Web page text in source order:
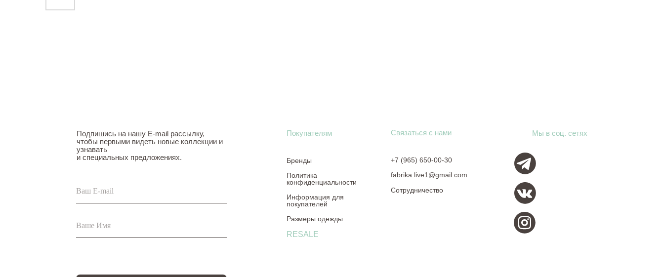
Мы в соц. сетях
Связаться с нами
Сотрудничество
+7 (965) 650-00-30
fabrika.live1@gmail.com
Покупателям
RESALE
Размеры одежды
Информация для
покупателей
Политика
конфиденциальности
Бренды
Подпишись на нашу E-mail рассылку,
чтобы первыми видеть новые коллекции и
узнавать
и специальных предложениях.